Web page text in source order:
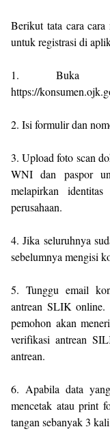
Berikut tata cara
untuk registrasi di
1. Buka
https://
2. Isi formulir dan
3. Upload foto scan
WNI dan paspor
melapirkan
perusahaan.
4. Jika seluruhnya
sebelumnya mengisi
5. Tunggu email
antrean SLIK online.
pemohon akan
verifikasi antrean
antrean.
6. Apabila data
mencetak atau print
tangan sebanyak 3